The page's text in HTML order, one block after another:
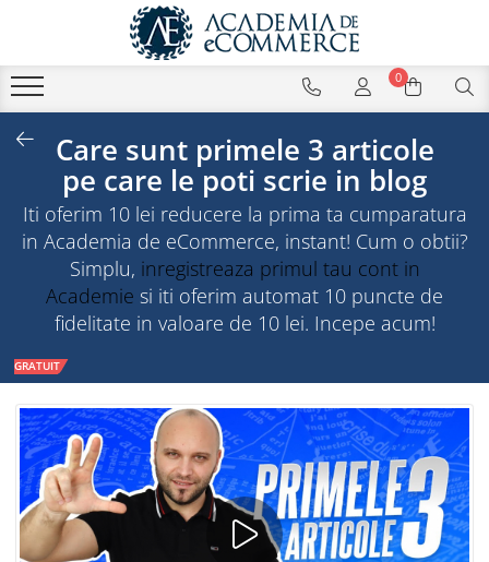
0
Care sunt primele 3 articole
pe care le poti scrie in blog
Iti oferim 10 lei reducere la prima ta cumparatura
in Academia de eCommerce, instant! Cum o obtii?
Simplu, inregistreaza primul tau cont in
Academie si iti oferim automat 10 puncte de
fidelitate in valoare de 10 lei. Incepe acum!
GRATUIT